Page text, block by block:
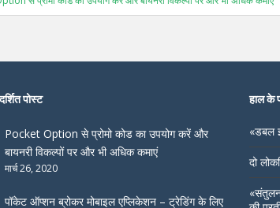
पोस्ट
Pocket Option से प्रोमो कोड का उपयोग करें और
बायनरी विकल्पों पर और भी अधिक कमाएं
मार्च 26, 2020
पॉकेट ऑप्शन ब्रोकर मोबाइल एप्लिकेशन – ट्रेडिंग के लिए
हाल के
«डबल
दो